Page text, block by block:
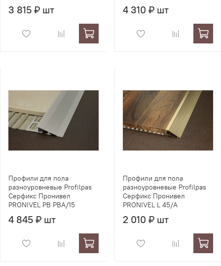
3 815 ₽ шт 4 310 ₽ шт
Профили для пола
разноуровневые Profilpas
Серфикс Пронивел
PRONIVEL PB PBA/15
4 845 ₽ шт
Профили для пола
разноуровневые Profilpas
Серфикс Пронивел
PRONIVEL L 45/A
2 010 ₽ шт